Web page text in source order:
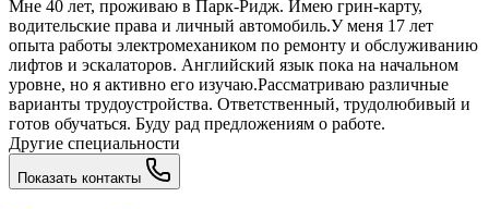
Мне 40 лет, проживаю в Парк-Ридж. Имею грин-карту,
водительские права и личный автомобиль.У меня 17 лет
опыта работы электромехаником по ремонту и обслуживанию
лифтов и эскалаторов. Английский язык пока на начальном
уровне, но я активно его изучаю.Рассматриваю различные
варианты трудоустройства. Ответственный, трудолюбивый и
готов обучаться. Буду рад предложениям о работе.
Другие специальности
Показать контакты